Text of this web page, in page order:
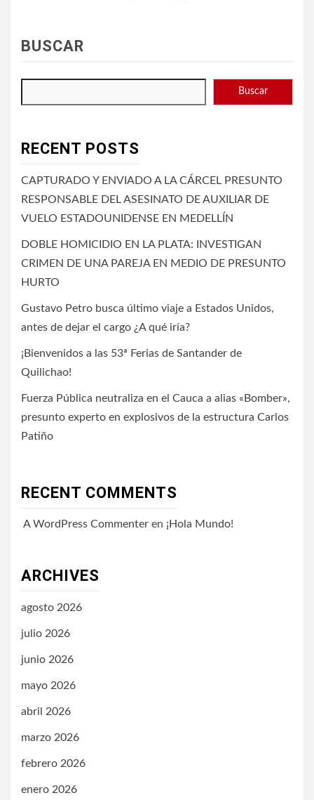
BUSCAR
Buscar
RECENT POSTS
CAPTURADO Y ENVIADO A LA CÁRCEL PRESUNTO
RESPONSABLE DEL ASESINATO DE AUXILIAR DE
VUELO ESTADOUNIDENSE EN MEDELLÍN
DOBLE HOMICIDIO EN LA PLATA: INVESTIGAN
CRIMEN DE UNA PAREJA EN MEDIO DE PRESUNTO
HURTO
Gustavo Petro busca último viaje a Estados Unidos,
antes de dejar el cargo ¿A qué iría?
¡Bienvenidos a las 53ª Ferias de Santander de
Quilichao!
Fuerza Pública neutraliza en el Cauca a alias «Bomber»,
presunto experto en explosivos de la estructura Carlos
Patiño
RECENT COMMENTS
A WordPress Commenter en ¡Hola Mundo!
ARCHIVES
agosto 2026
julio 2026
junio 2026
mayo 2026
abril 2026
marzo 2026
febrero 2026
enero 2026